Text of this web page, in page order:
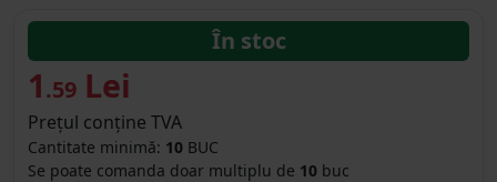
În stoc
1.59 Lei
Prețul conține TVA
Cantitate minimă: 10 BUC
Se poate comanda doar multiplu de 10 buc